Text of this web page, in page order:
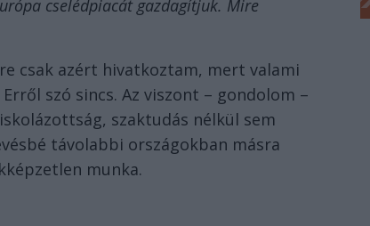
cselédpiacát gazdagítjuk. Mire
csak azért hivatkoztam, mert valami
szó sincs. Az viszont – gondolom –
szaktudás nélkül sem
távolabbi országokban másra
munka.